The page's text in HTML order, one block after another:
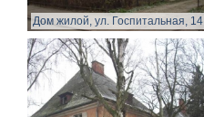
Дом жилой, ул. Госпитальная, 14